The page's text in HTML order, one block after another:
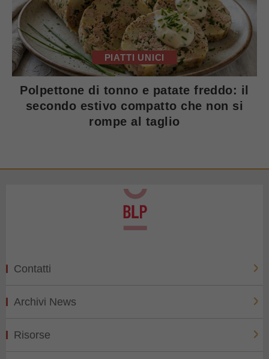
PIATTI UNICI
Polpettone di tonno e patate freddo: il
secondo estivo compatto che non si
rompe al taglio
Contatti
Archivi News
Risorse